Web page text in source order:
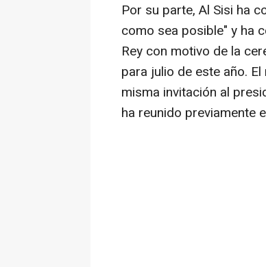
Por su parte, Al Sisi ha
como sea posible" y ha
Rey con motivo de la
para julio de este año.
misma invitación al
ha reunido previamente